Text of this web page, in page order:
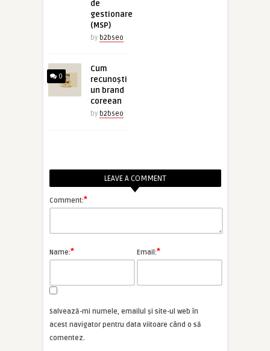
de
gestionare
(MSP)
by b2bseo
0
Cum
recunoști
un brand
coreean
by b2bseo
LEAVE A COMMENT
Comment:*
Name:* Email:*
Salvează-mi numele, emailul și site-ul web în
acest navigator pentru data viitoare când o să
comentez.